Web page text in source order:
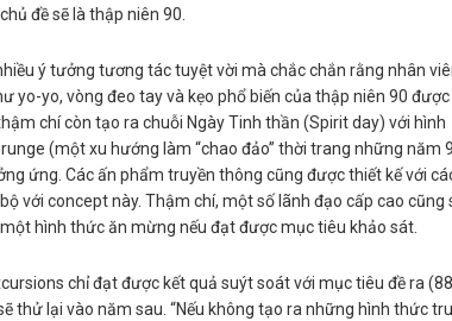
đề sẽ là thập niên 90.
ý tưởng tương tác tuyệt vời mà chắc chắn rằng nhân
yo-yo, vòng đeo tay và kẹo phổ biến của thập niên 90 được
chí còn tạo ra chuỗi Ngày Tinh thần (Spirit day) với hình
(một xu hướng làm “chao đảo” thời trang những năm
ứng. Các ấn phẩm truyền thông cũng được thiết kế với
với concept này. Thậm chí, một số lãnh đạo cấp cao cũng
hình thức ăn mừng nếu đạt được mục tiêu khảo sát.
chỉ đạt được kết quả suýt soát với mục tiêu đề ra
thử lại vào năm sau. “Nếu không tạo ra những hình thức